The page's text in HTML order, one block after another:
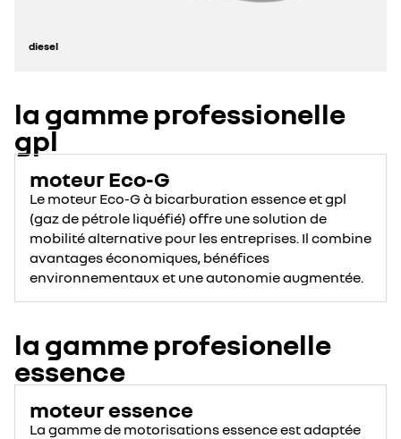
diesel
la gamme professionelle
gpl
moteur Eco-G
Le moteur Eco-G à bicarburation essence et gpl
(gaz de pétrole liquéfié) offre une solution de
mobilité alternative pour les entreprises. Il combine
avantages économiques, bénéfices
environnementaux et une autonomie augmentée.
la gamme profesionelle
essence
moteur essence
La gamme de motorisations essence est adaptée